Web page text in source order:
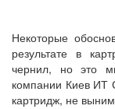
Некоторые
результате в
чернил, но это
компании Киев ИТ
картридж, не